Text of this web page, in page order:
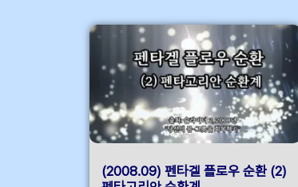
(2008.09) 펜타겔 플로우 순환 (2)